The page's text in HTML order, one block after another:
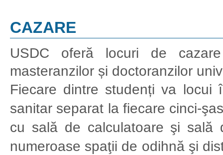
CAZARE
USDC oferă locuri de
masteranzilor și doctoranzilor
Fiecare dintre studenți va
sanitar separat la fiecare cinci-
cu sală de calculatoare şi sală
numeroase spaţii de odihnă şi